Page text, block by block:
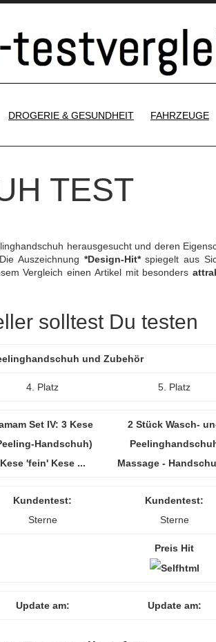
DROGERIE & GESUNDHEIT FAHRZEUGE
TEST
herausgesucht und deren
Auszeichnung *Design-Hit*spiegelt aus
Vergleich einen Artikel mit besonders
solltest Du testen
und Zubehör
4. Platz 5. Platz
Set IV: 3 Kese
Handschuh)
Kese 'fein' Kese ...
2 Stück Wasch-
Massage -
Kundentest:
Sterne
Kundentest:
Sterne
Preis Hit
Update am: Update am: